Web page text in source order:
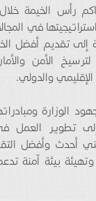
رأس الخيمة
في
إلى تقديم أفضل
لترسيخ الأمن
والدولي.
الوزارة
تطوير العمل في
أحدث وأفضل
بيئة آمنة